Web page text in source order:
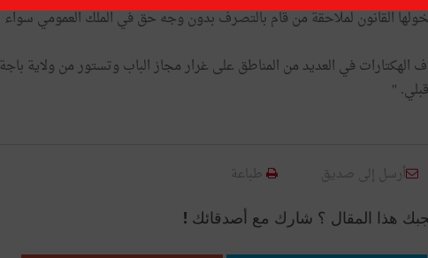
يخولها القانون لملاحقة من قام بالتصرف بدون وجه حق في الملك العمومي سواء
الهكتارات في العديد من المناطق على غرار مجاز الباب وتستور من ولاية باجة
"
أرسل إلى صديق طباعة
هذا المقال ؟ شارك مع أصدقائك !